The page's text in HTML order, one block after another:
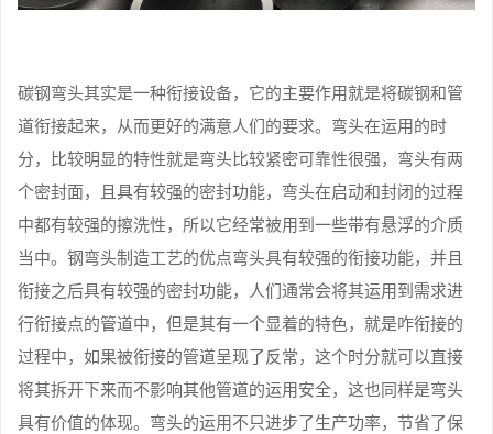
碳钢弯头其实是一种衔接设备，它的主要作用就是将碳钢和管
道衔接起来，从而更好的满意人们的要求。弯头在运用的时
分，比较明显的特性就是弯头比较紧密可靠性很强，弯头有两
个密封面，且具有较强的密封功能，弯头在启动和封闭的过程
中都有较强的擦洗性，所以它经常被用到一些带有悬浮的介质
当中。钢弯头制造工艺的优点弯头具有较强的衔接功能，并且
衔接之后具有较强的密封功能，人们通常会将其运用到需求进
行衔接点的管道中，但是其有一个显着的特色，就是咋衔接的
过程中，如果被衔接的管道呈现了反常，这个时分就可以直接
将其拆开下来而不影响其他管道的运用安全，这也同样是弯头
具有价值的体现。弯头的运用不只进步了生产功率，节省了保